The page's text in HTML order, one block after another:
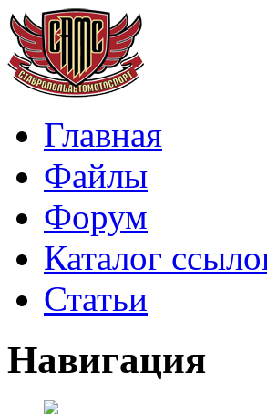
Главная
Файлы
Форум
Каталог
Статьи
Навигация